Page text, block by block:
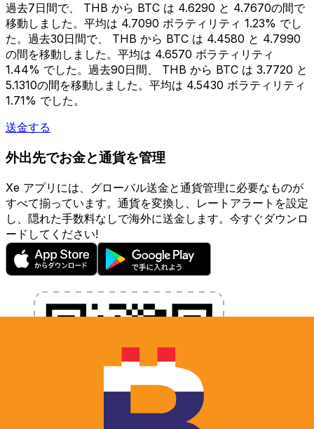
過去7日間で、 THB から BTC は 4.6290 と 4.7670の間で
移動しました。平均は 4.7090 ボラティリティ 1.23% でし
た。過去30日間で、 THB から BTC は 4.4580 と 4.7990
の間を移動しました。平均は 4.6570 ボラティリティ
1.44% でした。過去90日間、 THB から BTC は 3.7720 と
5.1310の間を移動しました。平均は 4.5430 ボラティリティ
1.71% でした。
送金する
外出先でお金と通貨を管理
Xe アプリには、グローバル送金と通貨管理に必要なものが
すべて揃っています。通貨を変換し、レートアラートを設定
し、隠れた手数料なしで海外に送金します。今すぐダウンロ
ードしてください!